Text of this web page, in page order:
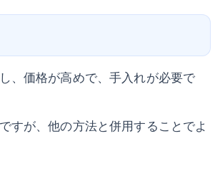
、価格が高めで、手入れが必要で
すが、他の方法と併用することでよ